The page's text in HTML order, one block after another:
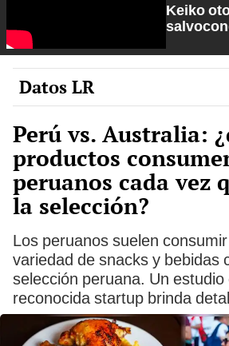
Keiko
Rosa
Datos LR
Perú vs. Australia:
productos
peruanos cada vez
la selección?
Los peruanos suelen
variedad de snacks y bebidas
selección peruana. Un estudio
reconocida startup brinda